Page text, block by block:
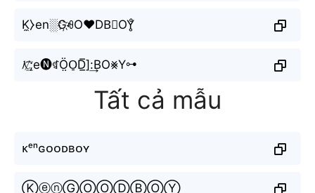
K̼⧽en░G҉ꆂO♥DB⃕OY̥ͦ
𝓚̸͟͞;e🅝ꁍÖ̤O̠D̲̅]:͢BO⨳Y⊶
Tất cả mẫu
ᴋᵉⁿɢᴏᴏᴅʙᴏʏ
ⓀⓔⓝⒼⓄⓄⒹⒷⓄⓎ